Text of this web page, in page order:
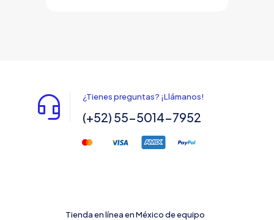
¿Tienes preguntas? ¡Llámanos!
(+52) 55-5014-7952
Tienda en línea en México de equipo